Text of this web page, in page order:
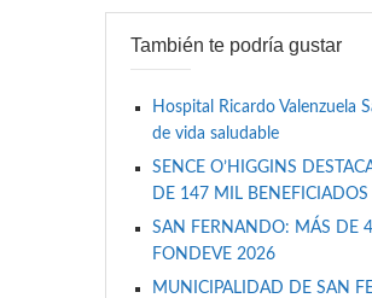
También te podría gustar
Hospital Ricardo Valenzuela
de vida saludable
SENCE O’HIGGINS
DE 147 MIL
SAN FERNANDO: MÁS DE
FONDEVE 2026
MUNICIPALIDAD DE SAN